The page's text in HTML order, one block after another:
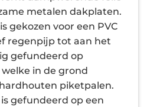
metalen dakplaten.
gekozen voor een PVC
regenpijp tot aan het
gefundeerd op
in de grond
piketpalen.
gefundeerd op een